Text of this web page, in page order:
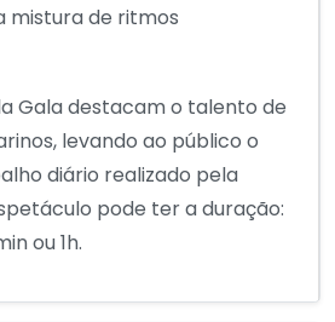
mistura de ritmos
Gala destacam o talento de
levando ao público o
diário realizado pela
pode ter a duração:
ou 1h.